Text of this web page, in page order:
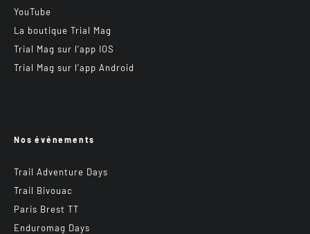
YouTube
La boutique Trial Mag
Trial Mag sur l’app IOS
Trial Mag sur l’app Android
Nos événements
Trail Adventure Days
Trail Bivouac
Paris Brest TT
Enduromag Days